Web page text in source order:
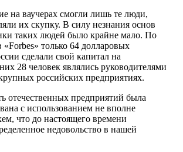
на ваучерах смогли лишь те люди,
их скупку. В силу незнания основ
таких людей было крайне мало. По
«Forbes» только 64 долларовых
сделали свой капитал на
28 человек являлись руководителями
российских предприятиях.
отечественных предприятий была
с использованием не вполне
что до настоящего времени
недовольство в нашей